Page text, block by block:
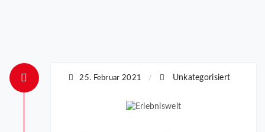
25. Februar 2021 / Unkategorisiert